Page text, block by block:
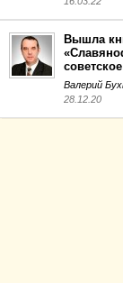
Вышла
Валерий
28.12.20